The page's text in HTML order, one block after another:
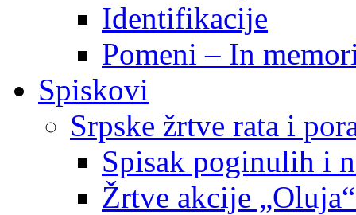
Identifikacije
Pomeni – In
Spiskovi
Srpske žrtve rata i
Spisak poginulih i
Žrtve akcije